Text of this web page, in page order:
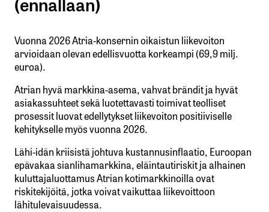
Vuonna 2026 Atria-konsernin oikaistun liikevoiton
arvioidaan olevan edellisvuotta korkeampi (69,9 milj.
euroa).
Atrian hyvä markkina-asema, vahvat brändit ja hyvät
asiakassuhteet sekä luotettavasti toimivat teolliset
prosessit luovat edellytykset liikevoiton positiiviselle
kehitykselle myös vuonna 2026.
Lähi-idän kriisistä johtuva kustannusinflaatio, Euroopan
epävakaa sianlihamarkkina, eläintautiriskit ja alhainen
kuluttajaluottamus Atrian kotimarkkinoilla ovat
riskitekijöitä, jotka voivat vaikuttaa liikevoittoon
lähitulevaisuudessa.